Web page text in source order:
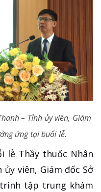
– Tỉnh ủy viên, Giám
ứng tại buổi lễ.
lễ Thầy thuốc Nhân
viên, Giám đốc Sở
tập trung khám